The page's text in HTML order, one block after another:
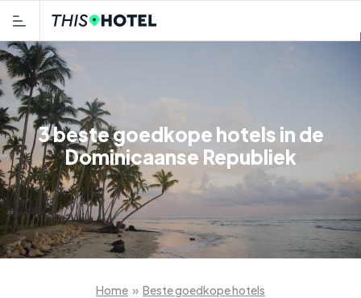
3 beste goedkope hotels in de
Dominicaanse Republiek
Home » Beste goedkope hotels